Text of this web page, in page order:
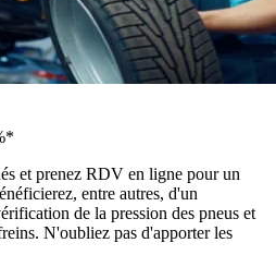
et prenez RDV en ligne pour un
entre autres, d'un
de la pression des pneus et
N'oubliez pas d'apporter les